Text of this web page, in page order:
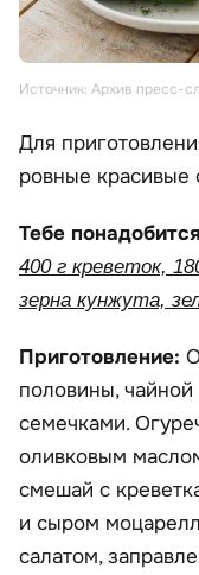
Источник: Архив пресс-
Для
ровные красивые
Тебе
400 г креветок,
зерна кунжута,
Приготовление:
половины,
семечками.
оливковым
смешай с
и сыром
салатом,